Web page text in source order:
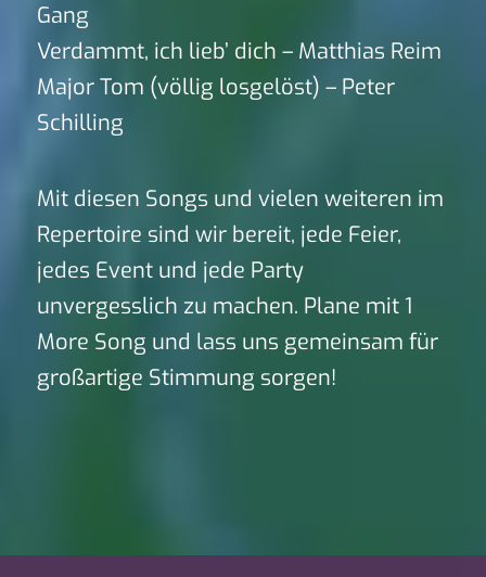
Gang
Verdammt, ich lieb’ dich – Matthias Reim
Major Tom (völlig losgelöst) – Peter
Schilling
Mit diesen Songs und vielen weiteren im
Repertoire sind wir bereit, jede Feier,
jedes Event und jede Party
unvergesslich zu machen. Plane mit 1
More Song und lass uns gemeinsam für
großartige Stimmung sorgen!